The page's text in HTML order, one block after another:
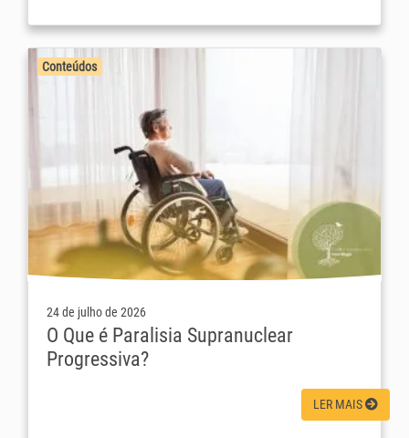
Conteúdos
24 de julho de 2026
O Que é Paralisia Supranuclear
Progressiva?
LER MAIS